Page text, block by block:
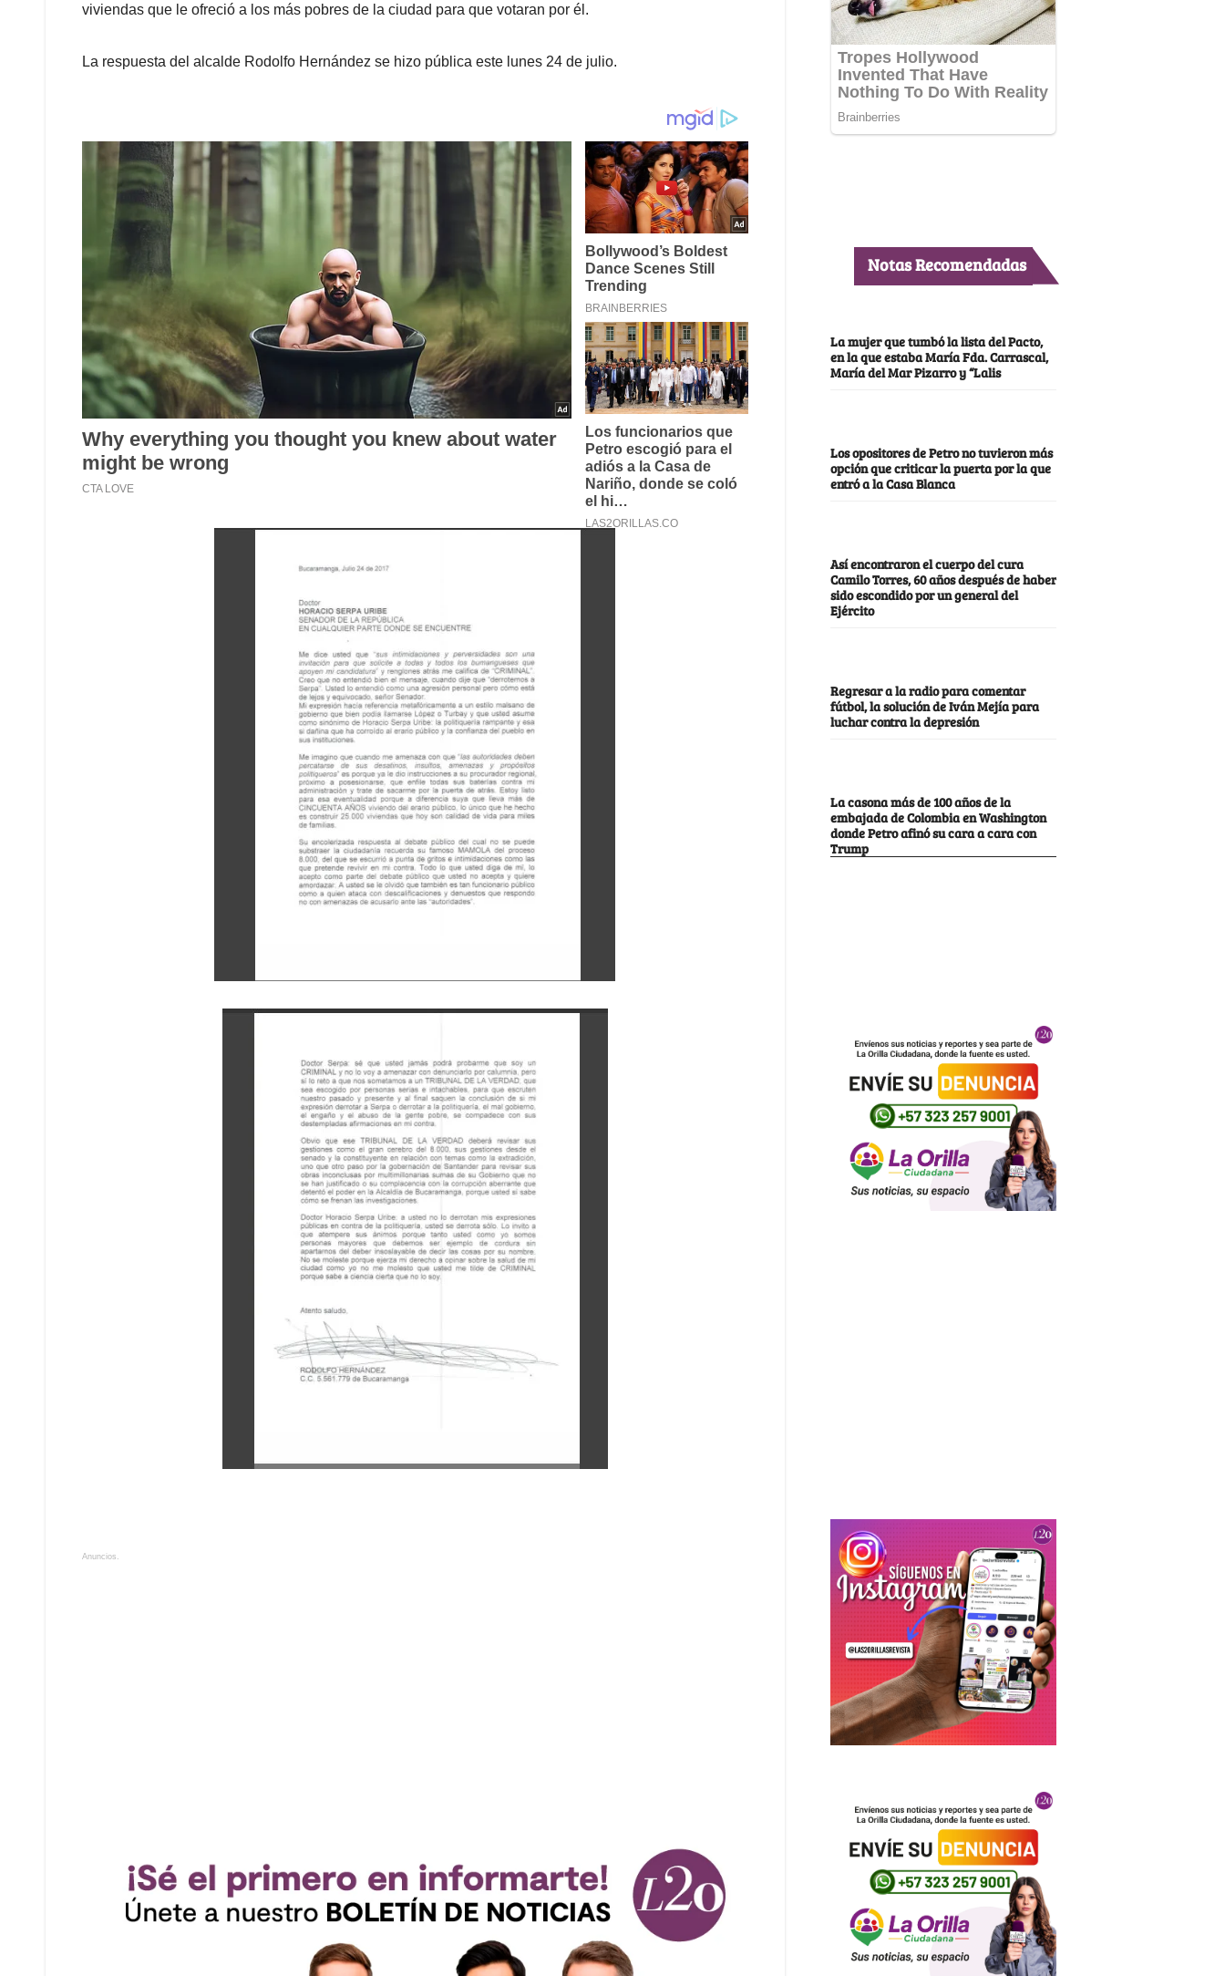
viviendas que le ofreció a los más pobres de la ciudad para que votaran por él.
La respuesta del alcalde Rodolfo Hernández se hizo pública este lunes 24 de julio.
Anuncios.
Notas Recomendadas
La mujer que tumbó la lista del Pacto,
en la que estaba María Fda. Carrascal,
María del Mar Pizarro y “Lalis
Los opositores de Petro no tuvieron más
opción que criticar la puerta por la que
entró a la Casa Blanca
Así encontraron el cuerpo del cura
Camilo Torres, 60 años después de haber
sido escondido por un general del
Ejército
Regresar a la radio para comentar
fútbol, la solución de Iván Mejía para
luchar contra la depresión
La casona más de 100 años de la
embajada de Colombia en Washington
donde Petro afinó su cara a cara con
Trump